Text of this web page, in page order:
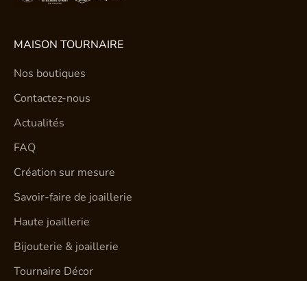
MAISON TOURNAIRE
Nos boutiques
Contactez-nous
Actualités
FAQ
Création sur mesure
Savoir-faire de joaillerie
Haute joaillerie
Bijouterie & joaillerie
Tournaire Décor